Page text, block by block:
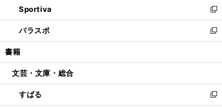
く
ド
ウ
で
開
ィ
ン
ド
ウ
開
い
ウ
ィ
ン
ウ
開
く
Sportiva
新
し
い
ウ
ン
ウ
で
開
パラスポ
新
し
ウ
ン
ド
ウ
書籍
文芸・文庫・総合
すばる
新